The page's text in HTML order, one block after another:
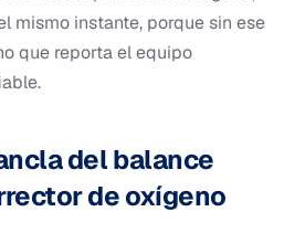
mismo instante, porque sin ese
que reporta el equipo
del balance
de oxígeno